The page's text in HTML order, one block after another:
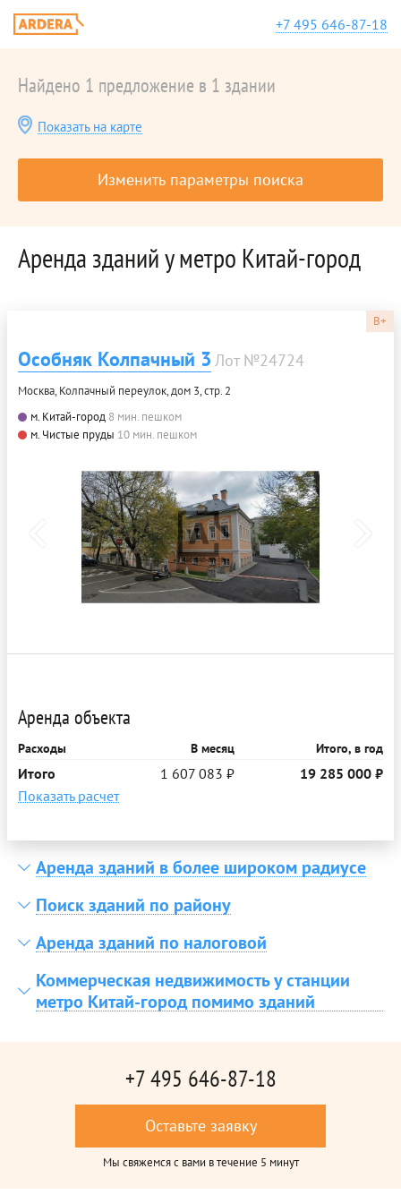
+7 495 646-87-18
Найдено 1 предложение в 1 здании
Показать на карте
Изменить параметры поиска
Аренда зданий у метро Китай-город
B+
Особняк Колпачный 3 Лот №24724
Москва, Колпачный переулок, дом 3, стр. 2
м. Китай-город 8 мин. пешком
м. Чистые пруды 10 мин. пешком
Аренда объекта
Расходы В месяц Итого, в год
Итого 1 607 083 ₽
19 285 000 ₽
Показать расчет
Аренда зданий в более широком радиусе
Поиск зданий по району
Аренда зданий по налоговой
Коммерческая недвижимость у станции
метро Китай-город помимо зданий
+7 495 646-87-18
Оставьте заявку
Мы свяжемся с вами в течение 5 минут